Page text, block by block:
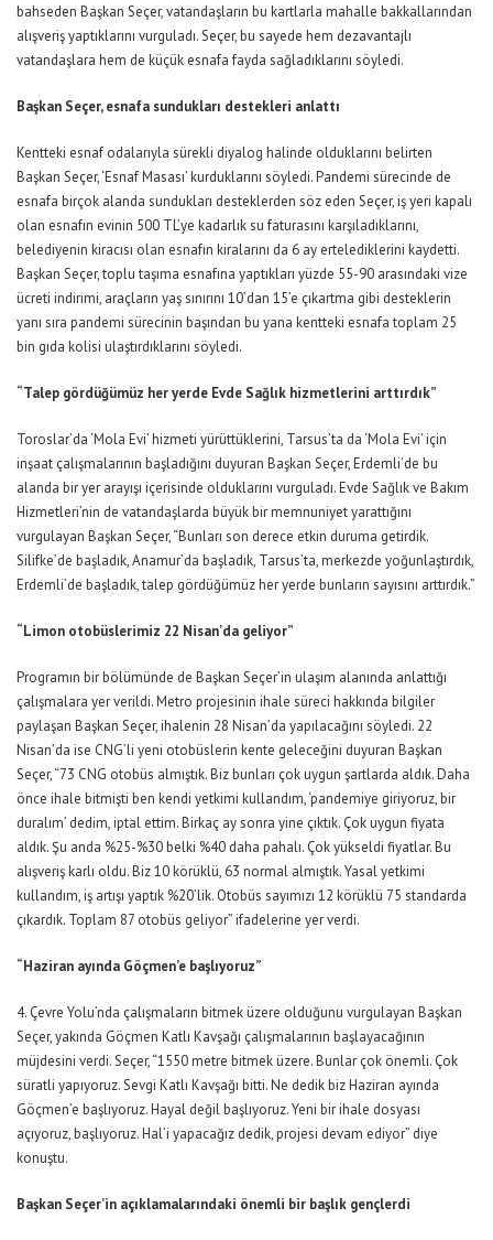
bahseden Başkan Seçer, vatandaşların bu kartlarla mahalle bakkallarından
alışveriş yaptıklarını vurguladı. Seçer, bu sayede hem dezavantajlı
vatandaşlara hem de küçük esnafa fayda sağladıklarını söyledi.
Başkan Seçer, esnafa sundukları destekleri anlattı
Kentteki esnaf odalarıyla sürekli diyalog halinde olduklarını belirten
Başkan Seçer, ‘Esnaf Masası’ kurduklarını söyledi. Pandemi sürecinde de
esnafa birçok alanda sundukları desteklerden söz eden Seçer, iş yeri kapalı
olan esnafın evinin 500 TL’ye kadarlık su faturasını karşıladıklarını,
belediyenin kiracısı olan esnafın kiralarını da 6 ay ertelediklerini kaydetti.
Başkan Seçer, toplu taşıma esnafına yaptıkları yüzde 55-90 arasındaki vize
ücreti indirimi, araçların yaş sınırını 10’dan 15’e çıkartma gibi desteklerin
yanı sıra pandemi sürecinin başından bu yana kentteki esnafa toplam 25
bin gıda kolisi ulaştırdıklarını söyledi.
“Talep gördüğümüz her yerde Evde Sağlık hizmetlerini arttırdık”
Toroslar’da ‘Mola Evi’ hizmeti yürüttüklerini, Tarsus’ta da ‘Mola Evi’ için
inşaat çalışmalarının başladığını duyuran Başkan Seçer, Erdemli’de bu
alanda bir yer arayışı içerisinde olduklarını vurguladı. Evde Sağlık ve Bakım
Hizmetleri’nin de vatandaşlarda büyük bir memnuniyet yarattığını
vurgulayan Başkan Seçer, “Bunları son derece etkin duruma getirdik.
Silifke’de başladık, Anamur’da başladık, Tarsus’ta, merkezde yoğunlaştırdık,
Erdemli’de başladık, talep gördüğümüz her yerde bunların sayısını arttırdık.”
“Limon otobüslerimiz 22 Nisan’da geliyor”
Programın bir bölümünde de Başkan Seçer’in ulaşım alanında anlattığı
çalışmalara yer verildi. Metro projesinin ihale süreci hakkında bilgiler
paylaşan Başkan Seçer, ihalenin 28 Nisan’da yapılacağını söyledi. 22
Nisan’da ise CNG’li yeni otobüslerin kente geleceğini duyuran Başkan
Seçer, “73 CNG otobüs almıştık. Biz bunları çok uygun şartlarda aldık. Daha
önce ihale bitmişti ben kendi yetkimi kullandım, ‘pandemiye giriyoruz, bir
duralım’ dedim, iptal ettim. Birkaç ay sonra yine çıktık. Çok uygun fiyata
aldık. Şu anda %25-%30 belki %40 daha pahalı. Çok yükseldi fiyatlar. Bu
alışveriş karlı oldu. Biz 10 körüklü, 63 normal almıştık. Yasal yetkimi
kullandım, iş artışı yaptık %20’lik. Otobüs sayımızı 12 körüklü 75 standarda
çıkardık. Toplam 87 otobüs geliyor” ifadelerine yer verdi.
“Haziran ayında Göçmen’e başlıyoruz”
4. Çevre Yolu’nda çalışmaların bitmek üzere olduğunu vurgulayan Başkan
Seçer, yakında Göçmen Katlı Kavşağı çalışmalarının başlayacağının
müjdesini verdi. Seçer, “1550 metre bitmek üzere. Bunlar çok önemli. Çok
süratli yapıyoruz. Sevgi Katlı Kavşağı bitti. Ne dedik biz Haziran ayında
Göçmen’e başlıyoruz. Hayal değil başlıyoruz. Yeni bir ihale dosyası
açıyoruz, başlıyoruz. Hal’i yapacağız dedik, projesi devam ediyor” diye
konuştu.
Başkan Seçer’in açıklamalarındaki önemli bir başlık gençlerdi